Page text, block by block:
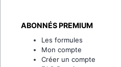
ABONNÉS PREMIUM
Les formules
Mon compte
Créer un compte